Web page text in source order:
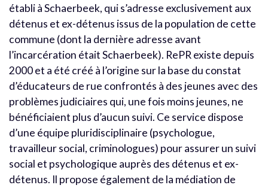
établi à Schaerbeek, qui s’adresse exclusivement aux
détenus et ex-détenus issus de la population de cette
commune (dont la dernière adresse avant
l’incarcération était Schaerbeek). RePR existe depuis
2000 et a été créé à l’origine sur la base du constat
d’éducateurs de rue confrontés à des jeunes avec des
problèmes judiciaires qui, une fois moins jeunes, ne
bénéficiaient plus d’aucun suivi. Ce service dispose
d’une équipe pluridisciplinaire (psychologue,
travailleur social, criminologues) pour assurer un suivi
social et psychologique auprès des détenus et ex-
détenus. Il propose également de la médiation de